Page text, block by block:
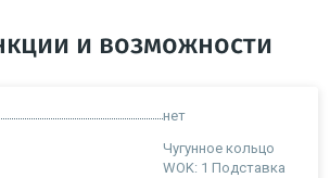
и возможности
нет
Чугунное кольцо
WOK: 1 Подставка